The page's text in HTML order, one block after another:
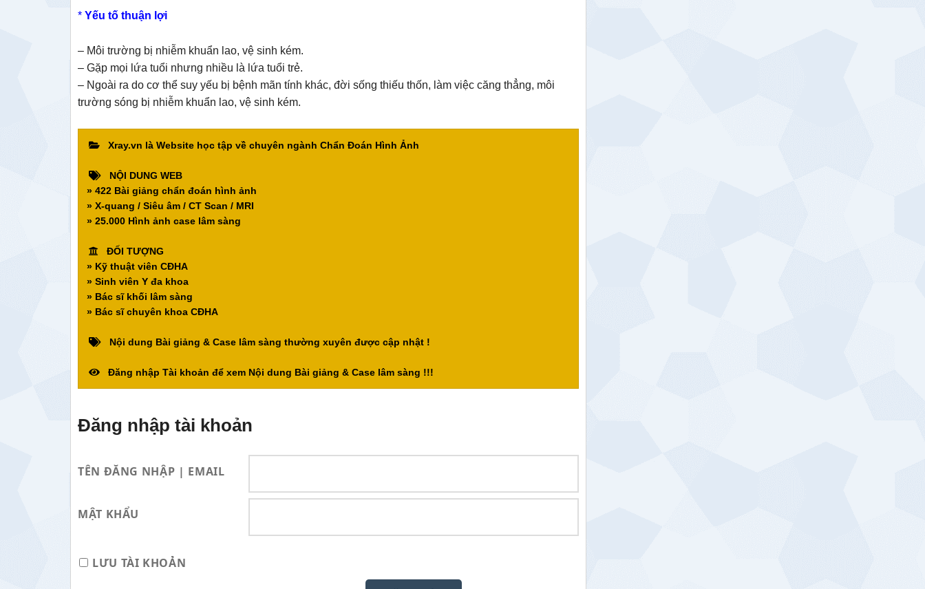
* Yếu tố thuận lợi
– Môi trường bị nhiễm khuẩn lao, vệ sinh kém.
– Gặp mọi lứa tuổi nhưng nhiều là lứa tuổi trẻ.
– Ngoài ra do cơ thể suy yếu bị bệnh mãn tính khác, đời sống thiếu thốn, làm việc căng thẳng, môi
trường sóng bị nhiễm khuẩn lao, vệ sinh kém.
Xray.vn là Website học tập về chuyên ngành Chẩn Đoán Hình Ảnh
NỘI DUNG WEB
» 422 Bài giảng chẩn đoán hình ảnh
» X-quang / Siêu âm / CT Scan / MRI
» 25.000 Hình ảnh case lâm sàng
ĐỐI TƯỢNG
» Kỹ thuật viên CĐHA
» Sinh viên Y đa khoa
» Bác sĩ khối lâm sàng
» Bác sĩ chuyên khoa CĐHA
Nội dung Bài giảng & Case lâm sàng thường xuyên được cập nhật !
Đăng nhập Tài khoản để xem Nội dung Bài giảng & Case lâm sàng !!!
Đăng nhập tài khoản
TÊN ĐĂNG NHẬP | EMAIL
MẬT KHẨU
LƯU TÀI KHOẢN